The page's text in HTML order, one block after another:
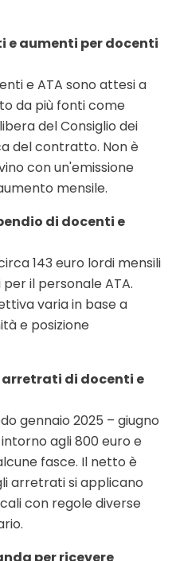
aumenti per docenti
e ATA sono attesi a
da più fonti come
del Consiglio dei
del contratto. Non è
con un'emissione
mensile.
di docenti e
143 euro lordi mensili
il personale ATA.
varia in base a
e posizione
di docenti e
gennaio 2025 – giugno
agli 800 euro e
fasce. Il netto è
arretrati si applicano
con regole diverse